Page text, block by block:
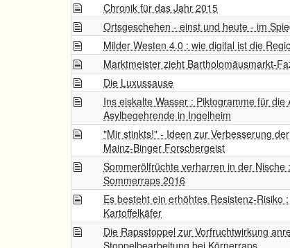
Chronik für das Jahr 2015
Ortsgeschehen - einst und heute - im
Milder Westen 4.0 : wie digital ist die
Marktmeister zieht Bartholomäusmarkt-
Die Luxussause
Ins eiskalte Wasser : Piktogramme für
Asylbegehrende in Ingelheim
"Mir stinkts!" - Ideen zur Verbesserung
Mainz-Binger Forschergeist
Sommerölfrüchte verharren in der Nische
Sommerraps 2016
Es besteht ein erhöhtes Resistenz-Risiko
Kartoffelkäfer
Die Rapsstoppel zur Vorfruchtwirkung